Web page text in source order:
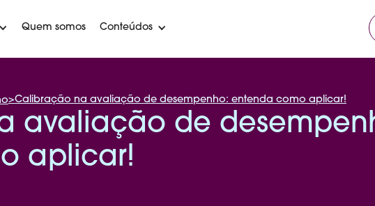
Quem somos Conteúdos
>Calibração na avaliação de desempenho: entenda como aplicar!
avaliação de
aplicar!